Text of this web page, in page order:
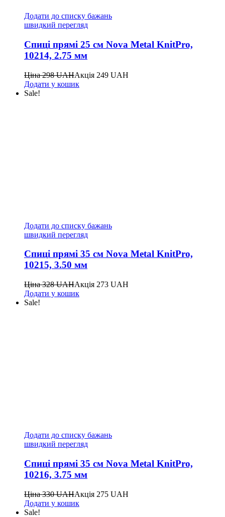
Додати до списку бажань
швидкий перегляд
Спиці прямі 25 см Nova Metal KnitPro,
10214, 2.75 мм
Ціна298UAHАкція 249 UAH
Додати у кошик
Sale!
Додати до списку бажань
швидкий перегляд
Спиці прямі 35 см Nova Metal KnitPro,
10215, 3.50 мм
Ціна328UAHАкція 273 UAH
Додати у кошик
Sale!
Додати до списку бажань
швидкий перегляд
Спиці прямі 35 см Nova Metal KnitPro,
10216, 3.75 мм
Ціна330UAHАкція 275 UAH
Додати у кошик
Sale!